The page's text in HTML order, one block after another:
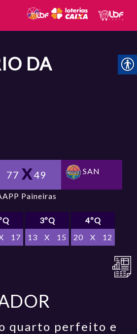
77 49 SAN
Paineiras
17
3ºQ
13
X 15
4ºQ
20
X 12
quarto perfeito e